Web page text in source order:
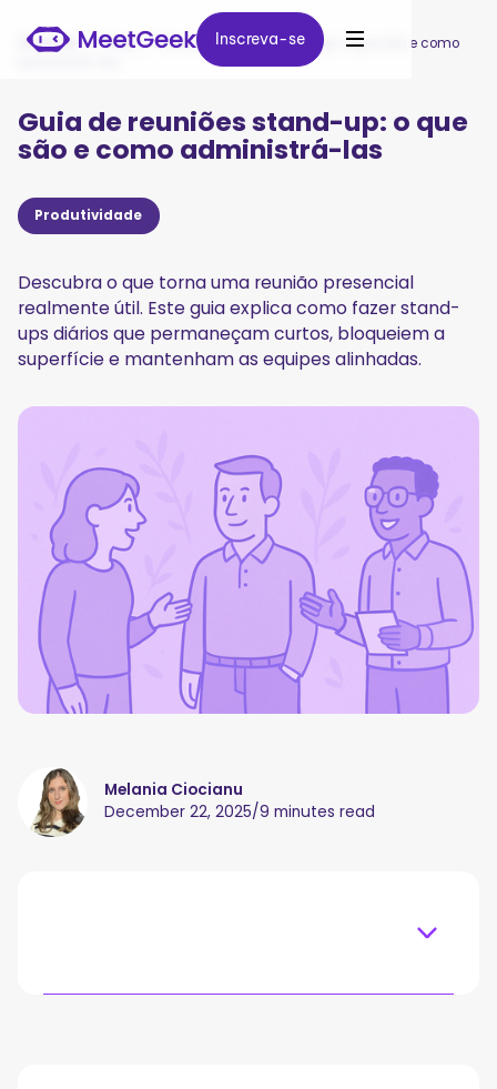
Inscreva-se
Inscreva-se
MeetGeek / Blog / Guia de reuniões stand-up: o que são e como
Guia de reuniões stand-up: o que
são e como administrá-las
Produtividade
Descubra o que torna uma reunião presencial
realmente útil. Este guia explica como fazer stand-
ups diários que permaneçam curtos, bloqueiem a
superfície e mantenham as equipes alinhadas.
Melania Ciocianu
December 22, 2025/9 minutes read